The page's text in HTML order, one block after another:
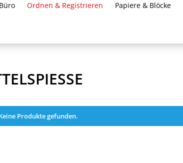
Ordnen & Registrieren Papiere & Blöcke
Produkte gefunden.